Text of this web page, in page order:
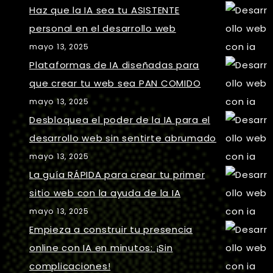
Haz que la IA sea tu ASISTENTE
personal en el desarrollo web
mayo 13, 2025
Plataformas de IA diseñadas para
que crear tu web sea PAN COMIDO
mayo 13, 2025
Desbloquea el poder de la IA para el
desarrollo web sin sentirte abrumado
mayo 13, 2025
La guía RÁPIDA para crear tu primer
sitio web con la ayuda de la IA
mayo 13, 2025
Empieza a construir tu presencia
online con IA en minutos: ¡Sin
complicaciones!